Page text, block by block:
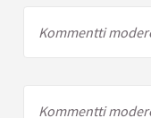
Kommentti
Kommentti